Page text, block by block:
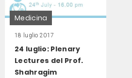
Medicina
18 luglio 2017
24 luglio: Plenary
Lectures del Prof.
Shahragim